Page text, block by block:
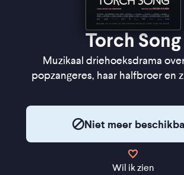
Torch Song
Muzikaal driehoeksdrama
popzangeres, haar halfbroer en
Niet meer
Wil ik zien